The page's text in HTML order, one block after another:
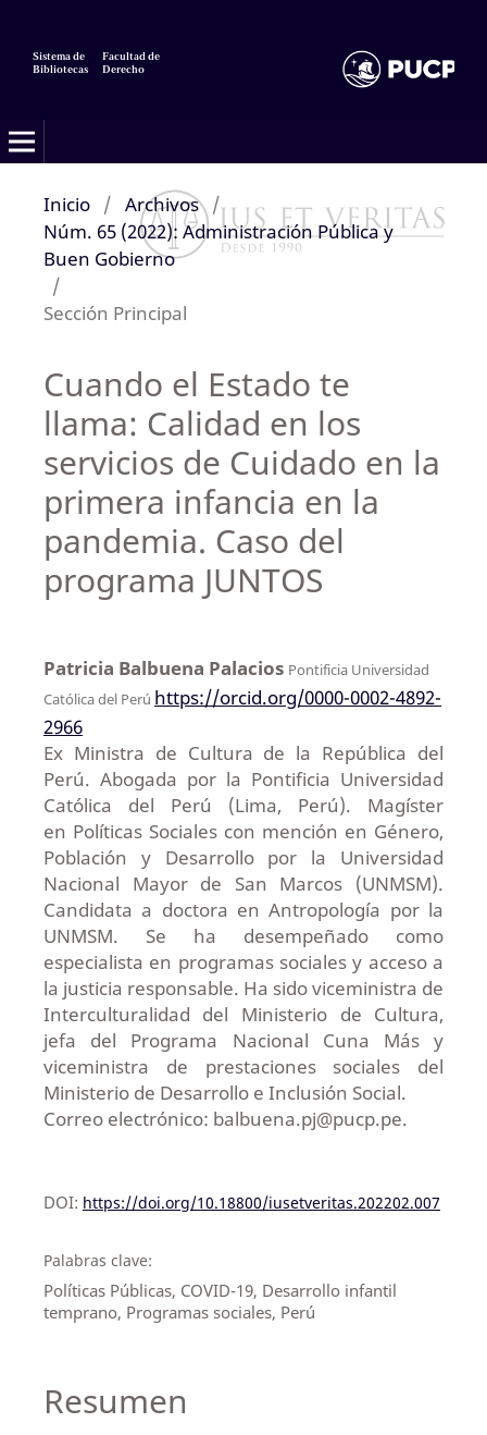
Sistema de
Bibliotecas
Facultad de
Derecho
Inicio / Archivos /
Núm. 65 (2022): Administración Pública y
Buen Gobierno
/
Sección Principal
Cuando el Estado te
llama: Calidad en los
servicios de Cuidado en la
primera infancia en la
pandemia. Caso del
programa JUNTOS
Patricia Balbuena Palacios Pontificia Universidad
Católica del Perú https://orcid.org/0000-0002-4892-
2966
Ex Ministra de Cultura de la República del
Perú. Abogada por la Pontificia Universidad
Católica del Perú (Lima, Perú). Magíster
en Políticas Sociales con mención en Género,
Población y Desarrollo por la Universidad
Nacional Mayor de San Marcos (UNMSM).
Candidata a doctora en Antropología por la
UNMSM. Se ha desempeñado como
especialista en programas sociales y acceso a
la justicia responsable. Ha sido viceministra de
Interculturalidad del Ministerio de Cultura,
jefa del Programa Nacional Cuna Más y
viceministra de prestaciones sociales del
Ministerio de Desarrollo e Inclusión Social.
Correo electrónico: balbuena.pj@pucp.pe.
DOI: https://doi.org/10.18800/iusetveritas.202202.007
Palabras clave:
Políticas Públicas, COVID-19, Desarrollo infantil
temprano, Programas sociales, Perú
Resumen